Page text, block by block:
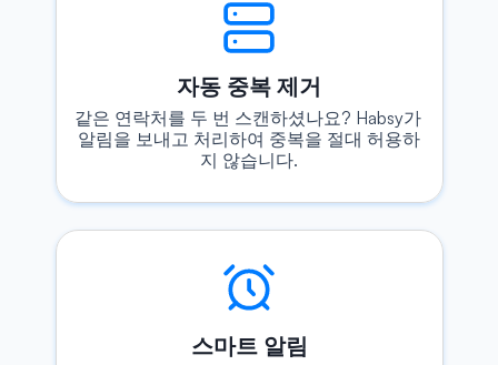
자동 중복 제거
같은 연락처를 두 번 스캔하셨나요? Habsy가
알림을 보내고 처리하여 중복을 절대 허용하
지 않습니다.
스마트 알림